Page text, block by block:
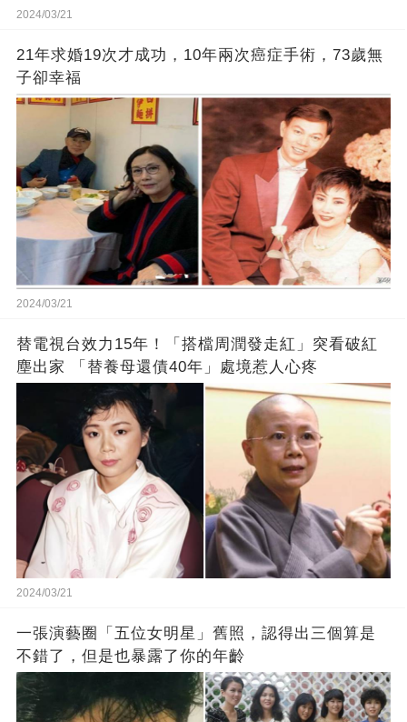
2024/03/21
21年求婚19次才成功，10年兩次癌症手術，73歲無
子卻幸福
2024/03/21
替電視台效力15年！「搭檔周潤發走紅」突看破紅
塵出家 「替養母還債40年」處境惹人心疼
2024/03/21
一張演藝圈「五位女明星」舊照，認得出三個算是
不錯了，但是也暴露了你的年齡